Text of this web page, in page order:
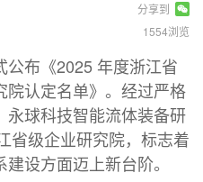
分享到
1554浏览
公布《2025 年度浙江省
院认定名单》。经过严格
永球科技智能流体装备研
省级企业研究院，标志着
设方面迈上新台阶。